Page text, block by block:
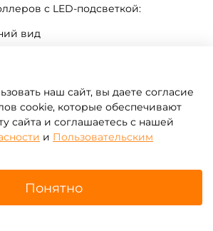
Предзаказ
наш сайт, вы даете согласие
cookie, которые обеспечивают
сайта и соглашаетесь с нашей
и Пользовательским
Понятно